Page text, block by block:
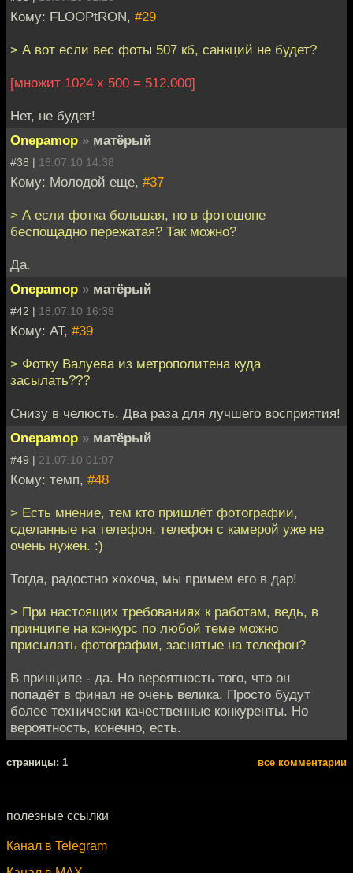
Кому: FLOOPtRON, #29
> А вот если вес фоты 507 кб, санкций не будет?
[множит 1024 х 500 = 512.000]
Нет, не будет!
Onepamop » матёрый
#38 | 18.07.10 14:38
Кому: Молодой еще, #37
> А если фотка большая, но в фотошопе
беспощадно пережатая? Так можно?
Да.
Onepamop » матёрый
#42 | 18.07.10 16:39
Кому: AT, #39
> Фотку Валуева из метрополитена куда
засылать???
Снизу в челюсть. Два раза для лучшего восприятия!
Onepamop » матёрый
#49 | 21.07.10 01:07
Кому: темп, #48
> Есть мнение, тем кто пришлёт фотографии,
сделанные на телефон, телефон с камерой уже не
очень нужен. :)
Тогда, радостно хохоча, мы примем его в дар!
> При настоящих требованиях к работам, ведь, в
принципе на конкурс по любой теме можно
присылать фотографии, заснятые на телефон?
В принципе - да. Но вероятность того, что он
попадёт в финал не очень велика. Просто будут
более технически качественные конкуренты. Но
вероятность, конечно, есть.
cтраницы: 1 все комментарии
полезные ссылки
Канал в Telegram